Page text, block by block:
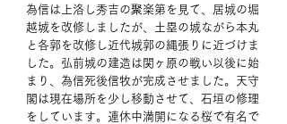
為信は上洛し秀吉の聚楽第を見て、居城の堀
越城を改修しましたが、土塁の城ながら本丸
と各郭を改修し近代城郭の縄張りに近づけま
した。弘前城の建造は関ヶ原の戦い以後に始
まり、為信死後信牧が完成させました。天守
閣は現在場所を少し移動させて、石垣の修理
をしています。連休中満開になる桜で有名で